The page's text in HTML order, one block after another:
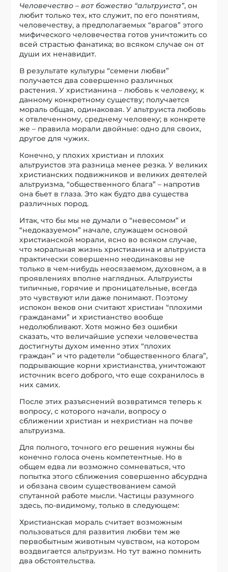
Человечество – вот божество “альтруиста”, он
любит только тех, кто служит, по его понятиям,
человечеству, а предполагаемых “врагов” этого
мифического человечества готов уничтожить со
всей страстью фанатика; во всяком случае он от
души их ненавидит.
В результате культуры “семени любви”
получается два совершенно различных
растения. У христианина – любовь кчеловеку, к
данному конкретному существу; получается
мораль общая, одинаковая. У альтруиста любовь
к отвлеченному, среднему человеку; в конкрете
же – правила морали двойные: одно для своих,
другое для чужих.
Конечно, у плохих христиан и плохих
альтруистов эта разница менее резка. У великих
христианских подвижников и великих деятелей
альтруизма, “общественного блага” – напротив
она бьет в глаза. Это как будто два существа
различных пород.
Итак, что бы мы не думали о “невесомом” и
“недоказуемом” начале, служащем основой
христианской морали, ясно во всяком случае,
что моральная жизнь христианина и альтруиста
практически совершенно неодинаковы не
только в чем-нибудь неосязаемом, духовном, а в
проявлениях вполне наглядных. Альтруисты
типичные, горячие и проницательные, всегда
это чувствуют или даже понимают. Поэтому
испокон веков они считают христиан “плохими
гражданами” и христианство вообще
недолюбливают. Хотя можно без ошибки
сказать, что величайшие успехи человечества
достигнуты духом именно этих “плохих
граждан” и что радетели “общественного блага”,
подрывающие корни христианства, уничтожают
источник всего доброго, что еще сохранилось в
них самих.
После этих разъяснений возвратимся теперь к
вопросу, с которого начали, вопросу о
сближении христиан и нехристиан на почве
альтруизма.
Для полного, точного его решения нужны бы
конечно голоса очень компетентные. Но в
общем едва ли возможно сомневаться, что
попытка этого сближения совершенно абсурдна
и обязана своим существованием самой
спутанной работе мысли. Частицы разумного
здесь, по-видимому, только в следующем:
Христианская мораль считает возможным
пользоваться для развития любви тем же
первобытным животным чувством, на котором
воздвигается альтруизм. Но тут важно помнить
два обстоятельства.